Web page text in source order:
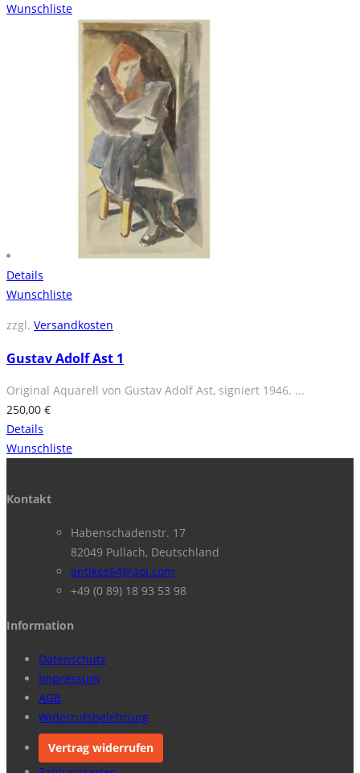
Wunschliste
Details
Wunschliste
zzgl. Versandkosten
Gustav Adolf Ast 1
Original Aquarell von Gustav Adolf Ast, signiert 1946. ...
250,00 €
Details
Wunschliste
Kontakt
Habenschadenstr. 17
82049 Pullach, Deutschland
antikes64@aol.com
+49 (0 89) 18 93 53 98
Information
Datenschutz
Impressum
AGB
Widerrufsbelehrung
Vertrag widerrufen